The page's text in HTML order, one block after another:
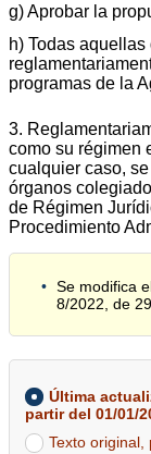
g) Aprobar la
h) Todas
programas de la
3.
como su régimen
cualquier caso,
órganos
de Régimen
Procedimiento
Se modifica
8/2022, de
Última
partir del 01/01/
Texto original,